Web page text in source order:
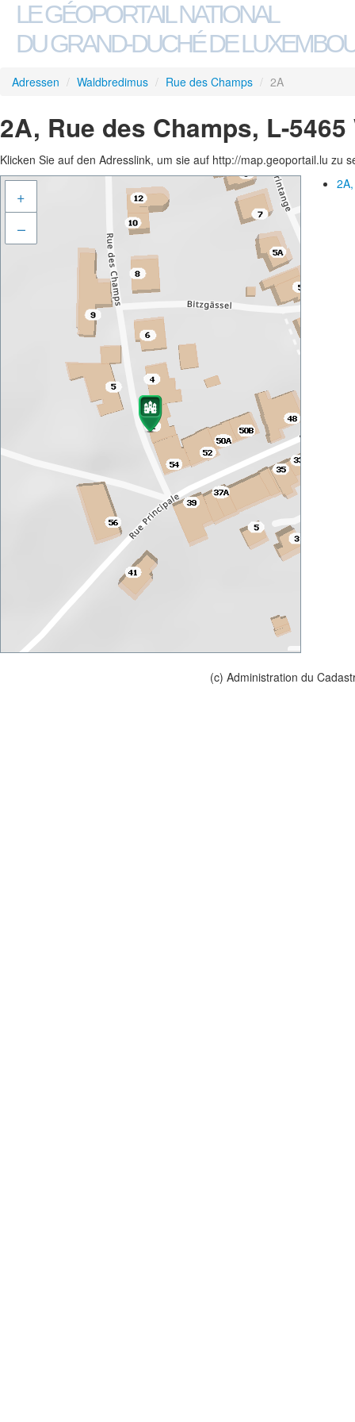
LE GÉOPORTAIL NATIONAL
DU GRAND-DUCHÉ DE
Adressen / Waldbredimus / Rue des Champs / 2A
2A, Rue des Champs, L-
Klicken Sie auf den Adresslink, um sie auf http://map.geoportail.lu zu
+
–
(c) Administration du